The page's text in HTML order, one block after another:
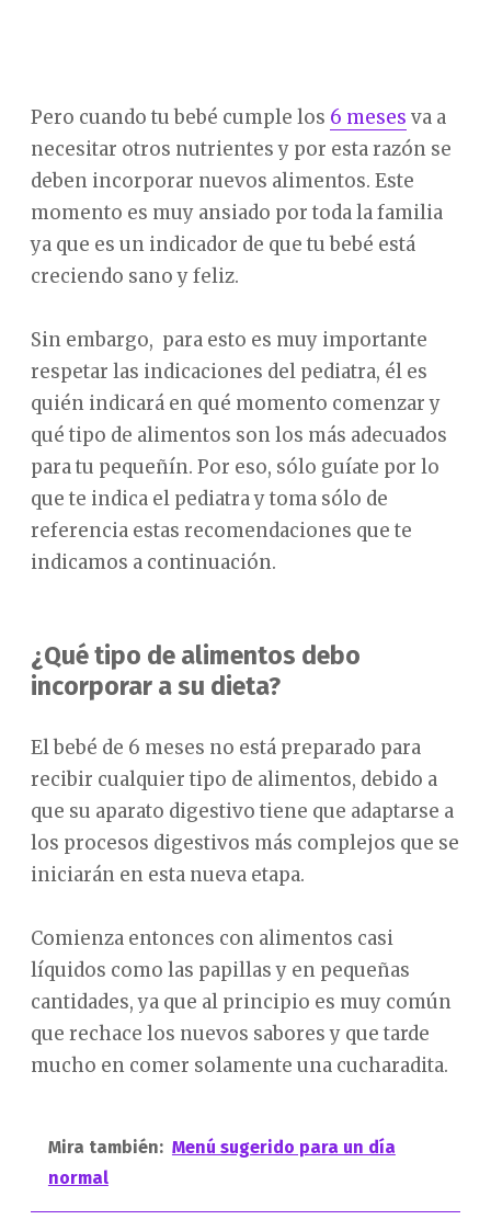
Pero cuando tu bebé cumple los 6 meses va a
necesitar otros nutrientes y por esta razón se
deben incorporar nuevos alimentos. Este
momento es muy ansiado por toda la familia
ya que es un indicador de que tu bebé está
creciendo sano y feliz.
Sin embargo, para esto es muy importante
respetar las indicaciones del pediatra, él es
quién indicará en qué momento comenzar y
qué tipo de alimentos son los más adecuados
para tu pequeñín. Por eso, sólo guíate por lo
que te indica el pediatra y toma sólo de
referencia estas recomendaciones que te
indicamos a continuación.
¿Qué tipo de alimentos debo
incorporar a su dieta?
El bebé de 6 meses no está preparado para
recibir cualquier tipo de alimentos, debido a
que su aparato digestivo tiene que adaptarse a
los procesos digestivos más complejos que se
iniciarán en esta nueva etapa.
Comienza entonces con alimentos casi
líquidos como las papillas y en pequeñas
cantidades, ya que al principio es muy común
que rechace los nuevos sabores y que tarde
mucho en comer solamente una cucharadita.
Mira también: Menú sugerido para un día
normal